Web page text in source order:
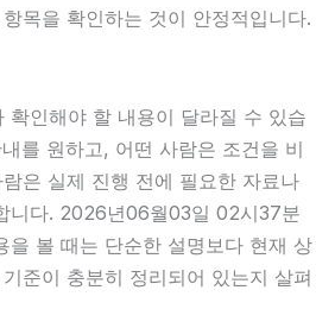
목을 확인하는 것이 안정적입니다.
확인해야 할 내용이 달라질 수 있습
를 원하고, 어떤 사람은 조건을 비
은 실제 진행 전에 필요한 자료나
니다. 2026년06월03일 02시37분
을 볼 때는 단순한 설명보다 현재 상
준이 충분히 정리되어 있는지 살펴